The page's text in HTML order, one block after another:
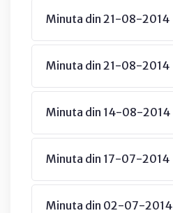
Minuta din 21-08-2014
Minuta din 21-08-2014
Minuta din 14-08-2014
Minuta din 17-07-2014
Minuta din 02-07-2014